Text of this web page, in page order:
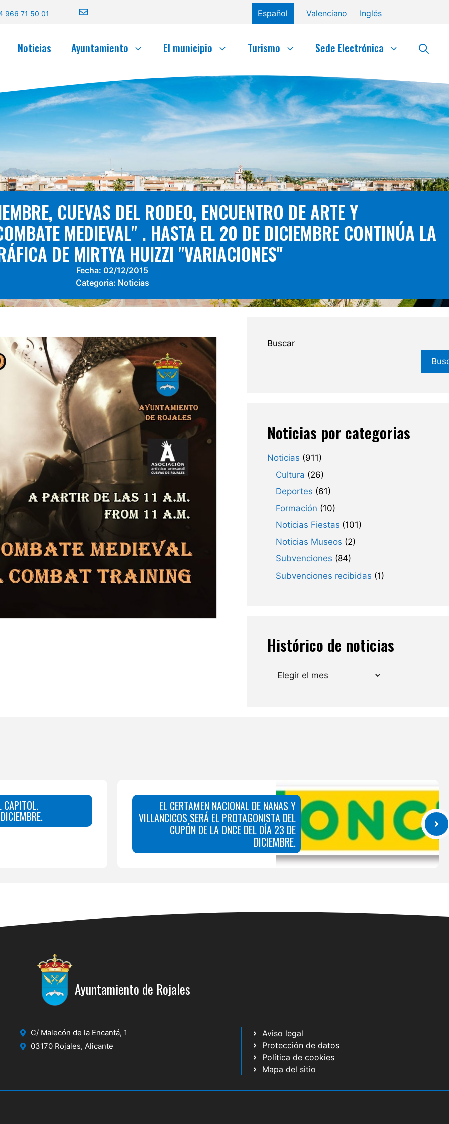
966 71 50 01 Español Valenciano Inglés
Noticias Ayuntamiento El municipio Turismo Sede Electrónica
CUEVAS DEL RODEO, ENCUENTRO DE ARTE Y
MEDIEVAL" . HASTA EL 20 DE DICIEMBRE CONTINÚA LA
DE MIRTYA HUIZZI "VARIACIONES"
Fecha: 02/12/2015
Categoria: Noticias
Buscar
Noticias por categorias
Noticias (911)
Cultura (26)
Deportes (61)
Formación (10)
Noticias Fiestas (101)
Noticias Museos (2)
Subvenciones (84)
Subvenciones recibidas (1)
Histórico de noticias
Archivos
CAPITOL.
EL CERTAMEN NACIONAL DE NANAS Y
VILLANCICOS SERÁ EL PROTAGONISTA DEL
CUPÓN DE LA ONCE DEL DÍA 23 DE
DICIEMBRE.
Ayuntamiento de Rojales
C/ Malecón de la Encantá, 1
03170 Rojales, Alicante
Aviso legal
Protección de datos
Política de cookies
Mapa del sitio